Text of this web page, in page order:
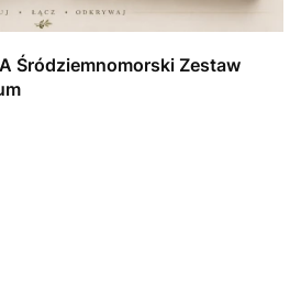
Śródziemnomorski Zestaw